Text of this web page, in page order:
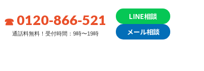
0120-866-521
通話料無料！受付時間：9時〜19時
LINE相談
メール相談